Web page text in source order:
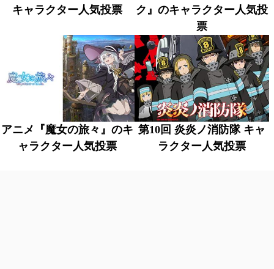
キャラクター人気投票
ク』のキャラクター人気投
票
アニメ『魔女の旅々』のキ
ャラクター人気投票
第10回 炎炎ノ消防隊 キャ
ラクター人気投票